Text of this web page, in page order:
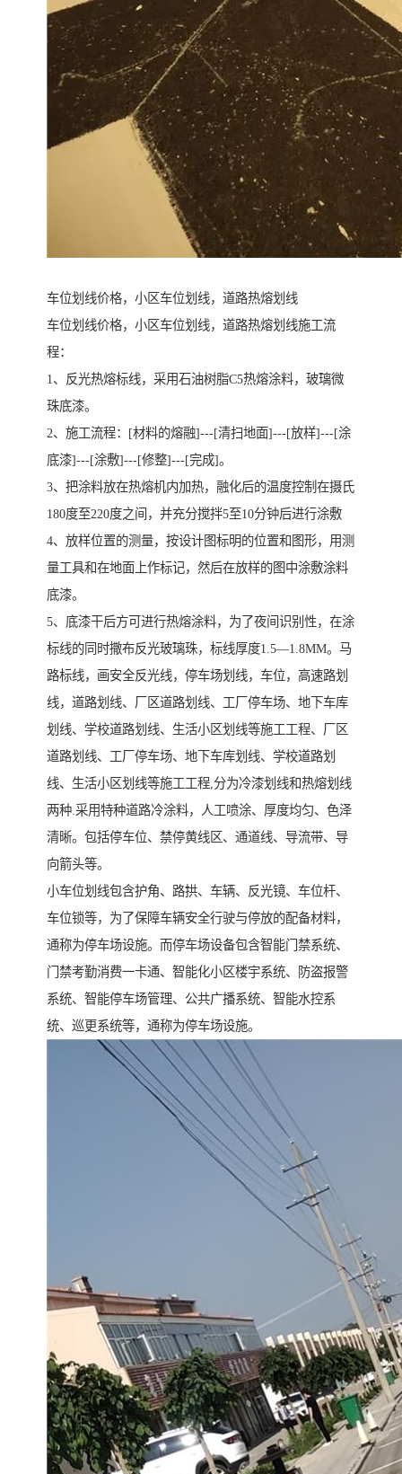
车位划线价格，小区车位划线，道路热熔划线
车位划线价格，小区车位划线，道路热熔划线施工流
程：
1、反光热熔标线，采用石油树脂C5热熔涂料，玻璃微
珠底漆。
2、施工流程：[材料的熔融]---[清扫地面]---[放样]---[涂
底漆]---[涂敷]---[修整]---[完成]。
3、把涂料放在热熔机内加热，融化后的温度控制在摄氏
180度至220度之间，并充分搅拌5至10分钟后进行涂敷
4、放样位置的测量，按设计图标明的位置和图形，用测
量工具和在地面上作标记，然后在放样的图中涂敷涂料
底漆。
5、底漆干后方可进行热熔涂料，为了夜间识别性，在涂
标线的同时撒布反光玻璃珠，标线厚度1.5—1.8MM。马
路标线，画安全反光线，停车场划线，车位，高速路划
线，道路划线、厂区道路划线、工厂停车场、地下车库
划线、学校道路划线、生活小区划线等施工工程、厂区
道路划线、工厂停车场、地下车库划线、学校道路划
线、生活小区划线等施工工程,分为冷漆划线和热熔划线
两种.采用特种道路冷涂料，人工喷涂、厚度均匀、色泽
清晰。包括停车位、禁停黄线区、通道线、导流带、导
向箭头等。
小车位划线包含护角、路拱、车辆、反光镜、车位杆、
车位锁等，为了保障车辆安全行驶与停放的配备材料，
通称为停车场设施。而停车场设备包含智能门禁系统、
门禁考勤消费一卡通、智能化小区楼宇系统、防盗报警
系统、智能停车场管理、公共广播系统、智能水控系
统、巡更系统等，通称为停车场设施。